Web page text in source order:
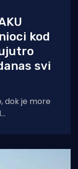
kod
svi
dok je more